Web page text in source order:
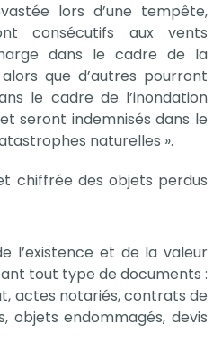
lors d’une tempête,
consécutifs aux vents
dans le cadre de la
que d’autres pourront
le cadre de l’inondation
seront indemnisés dans le
naturelles ».
chiffrée des objets perdus
l’existence et de la valeur
tout type de documents :
actes notariés, contrats de
objets endommagés, devis